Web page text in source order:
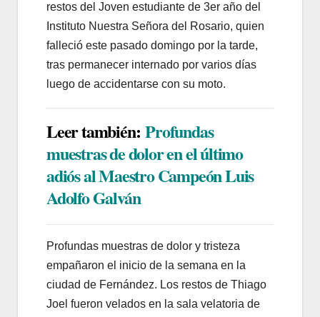
restos del Joven estudiante de 3er año del
Instituto Nuestra Señora del Rosario, quien
falleció este pasado domingo por la tarde,
tras permanecer internado por varios días
luego de accidentarse con su moto.
Leer también: Profundas
muestras de dolor en el último
adiós al Maestro Campeón Luis
Adolfo Galván
Profundas muestras de dolor y tristeza
empañaron el inicio de la semana en la
ciudad de Fernández. Los restos de Thiago
Joel fueron velados en la sala velatoria de